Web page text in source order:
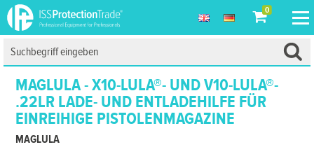
0
MAGLULA - X10-LULA®- UND V10-LULA®-
.22LR LADE- UND ENTLADEHILFE FÜR
EINREIHIGE PISTOLENMAGAZINE
MAGLULA